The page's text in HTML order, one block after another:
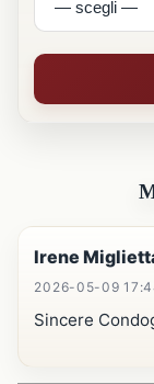
Irene
2026-05-09
Sincere